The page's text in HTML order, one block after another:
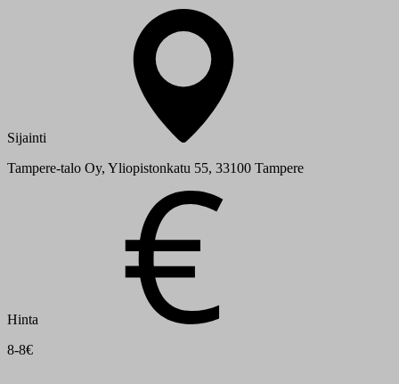
Sijainti
Tampere-talo Oy, Yliopistonkatu 55, 33100 Tampere
Hinta
8-8€